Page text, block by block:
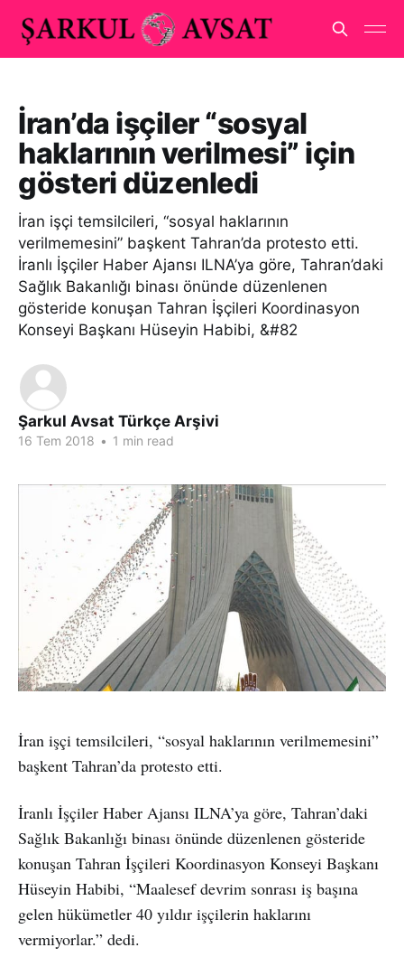
İran’da işçiler “sosyal
haklarının verilmesi” için
gösteri düzenledi
İran işçi temsilcileri, “sosyal haklarının
verilmemesini” başkent Tahran’da protesto etti.
İranlı İşçiler Haber Ajansı ILNA’ya göre, Tahran’daki
Sağlık Bakanlığı binası önünde düzenlenen
gösteride konuşan Tahran İşçileri Koordinasyon
Konseyi Başkanı Hüseyin Habibi, &#82
Şarkul Avsat Türkçe Arşivi
16 Tem 2018 • 1 min read
İran işçi temsilcileri, “sosyal haklarının verilmemesini”
başkent Tahran’da protesto etti.
İranlı İşçiler Haber Ajansı ILNA’ya göre, Tahran’daki
Sağlık Bakanlığı binası önünde düzenlenen gösteride
konuşan Tahran İşçileri Koordinasyon Konseyi Başkanı
Hüseyin Habibi, “Maalesef devrim sonrası iş başına
gelen hükümetler 40 yıldır işçilerin haklarını
vermiyorlar.” dedi.